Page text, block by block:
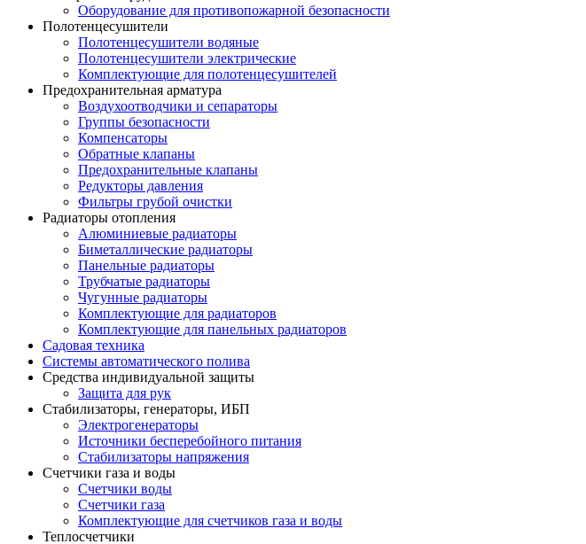
Оборудование для противопожарной безопасности
Полотенцесушители
Полотенцесушители водяные
Полотенцесушители электрические
Комплектующие для полотенцесушителей
Предохранительная арматура
Воздухоотводчики и сепараторы
Группы безопасности
Компенсаторы
Обратные клапаны
Предохранительные клапаны
Редукторы давления
Фильтры грубой очистки
Радиаторы отопления
Алюминиевые радиаторы
Биметаллические радиаторы
Панельные радиаторы
Трубчатые радиаторы
Чугунные радиаторы
Комплектующие для радиаторов
Комплектующие для панельных радиаторов
Садовая техника
Системы автоматического полива
Средства индивидуальной защиты
Защита для рук
Стабилизаторы, генераторы, ИБП
Электрогенераторы
Источники бесперебойного питания
Стабилизаторы напряжения
Счетчики газа и воды
Счетчики воды
Счетчики газа
Комплектующие для счетчиков газа и воды
Теплосчетчики